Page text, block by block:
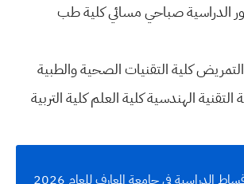
2026 الأجور الدراسية صباحي مسائي كلية طب
كلية التقنيات الصحية والطبية
الهندسية كلية العلم كلية التربية
أجور الأقسام والاقساط الدراسية في جامعة المعارف للعام 2026